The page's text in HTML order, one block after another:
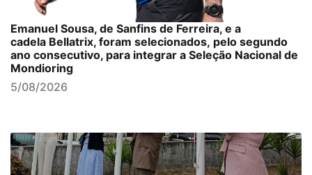
Emanuel Sousa, de Sanfins de Ferreira, e a
cadela Bellatrix, foram selecionados, pelo segundo
ano consecutivo, para integrar a Seleção Nacional de
Mondioring
5/08/2026